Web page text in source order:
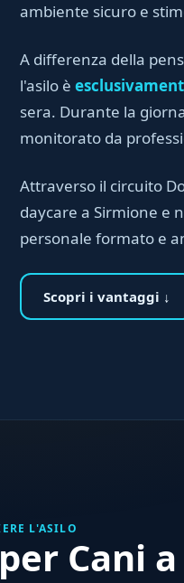
ambiente sicuro e
A differenza della
l'asilo è
sera. Durante la
monitorato da
Attraverso il circuito
daycare a Sirmione e
personale formato e
Scopri i vantaggi ↓
L'ASILO
Cani